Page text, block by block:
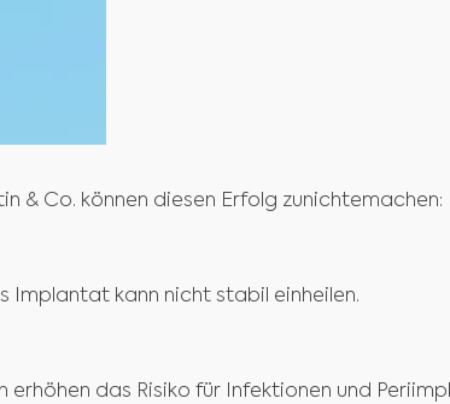
& Co. können diesen Erfolg zunichtemachen:
Implantat kann nicht stabil einheilen.
erhöhen das Risiko für Infektionen und